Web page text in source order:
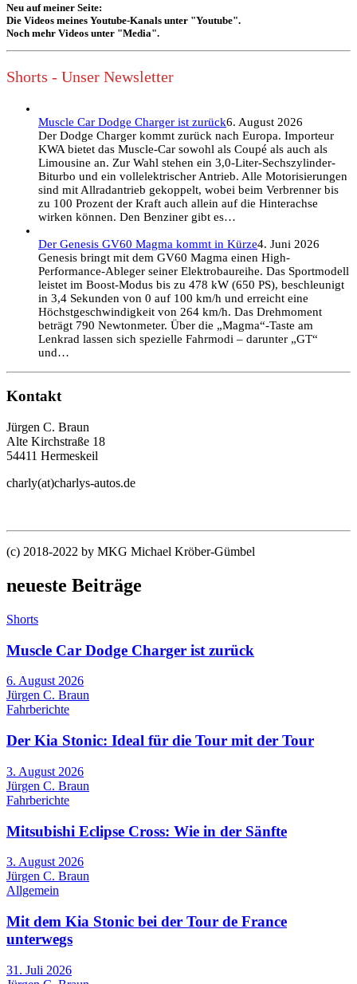
Neu auf meiner Seite:
Die Videos meines Youtube-Kanals unter "Youtube".
Noch mehr Videos unter "Media".
Shorts - Unser Newsletter
Muscle Car Dodge Charger ist zurück6. August 2026
Der Dodge Charger kommt zurück nach Europa. Importeur
KWA bietet das Muscle-Car sowohl als Coupé als auch als
Limousine an. Zur Wahl stehen ein 3,0-Liter-Sechszylinder-
Biturbo und ein vollelektrischer Antrieb. Alle Motorisierungen
sind mit Allradantrieb gekoppelt, wobei beim Verbrenner bis
zu 100 Prozent der Kraft auch allein auf die Hinterachse
wirken können. Den Benziner gibt es…
Der Genesis GV60 Magma kommt in Kürze4. Juni 2026
Genesis bringt mit dem GV60 Magma einen High-
Performance-Ableger seiner Elektrobaureihe. Das Sportmodell
leistet im Boost-Modus bis zu 478 kW (650 PS), beschleunigt
in 3,4 Sekunden von 0 auf 100 km/h und erreicht eine
Höchstgeschwindigkeit von 264 km/h. Das Drehmoment
beträgt 790 Newtonmeter. Über die „Magma“-Taste am
Lenkrad lassen sich spezielle Fahrmodi – darunter „GT“
und…
Kontakt
Jürgen C. Braun
Alte Kirchstraße 18
54411 Hermeskeil
charly(at)charlys-autos.de
(c) 2018-2022 by MKG Michael Kröber-Gümbel
neueste Beiträge
Shorts
Muscle Car Dodge Charger ist zurück
6. August 2026
Jürgen C. Braun
Fahrberichte
Der Kia Stonic: Ideal für die Tour mit der Tour
3. August 2026
Jürgen C. Braun
Fahrberichte
Mitsubishi Eclipse Cross: Wie in der Sänfte
3. August 2026
Jürgen C. Braun
Allgemein
Mit dem Kia Stonic bei der Tour de France
unterwegs
31. Juli 2026